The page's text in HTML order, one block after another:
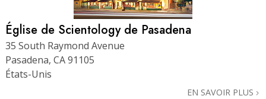
Église de Scientology de Pasadena
35 South Raymond Avenue
Pasadena, CA 91105
États-Unis
EN SAVOIR PLUS